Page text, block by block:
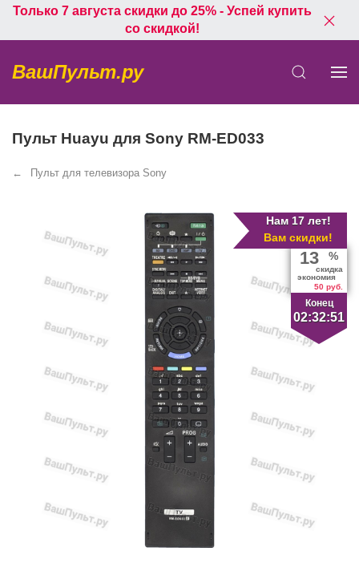
Только 7 августа скидки до 25% - Успей купить
со скидкой!
ВашПульт.ру
Пульт Huayu для Sony RM-ED033
Пульт для телевизора Sony
Нам 17 лет!
Вам скидки!
Конец
02:32:50
13 %
скидка
экономия
50 руб.